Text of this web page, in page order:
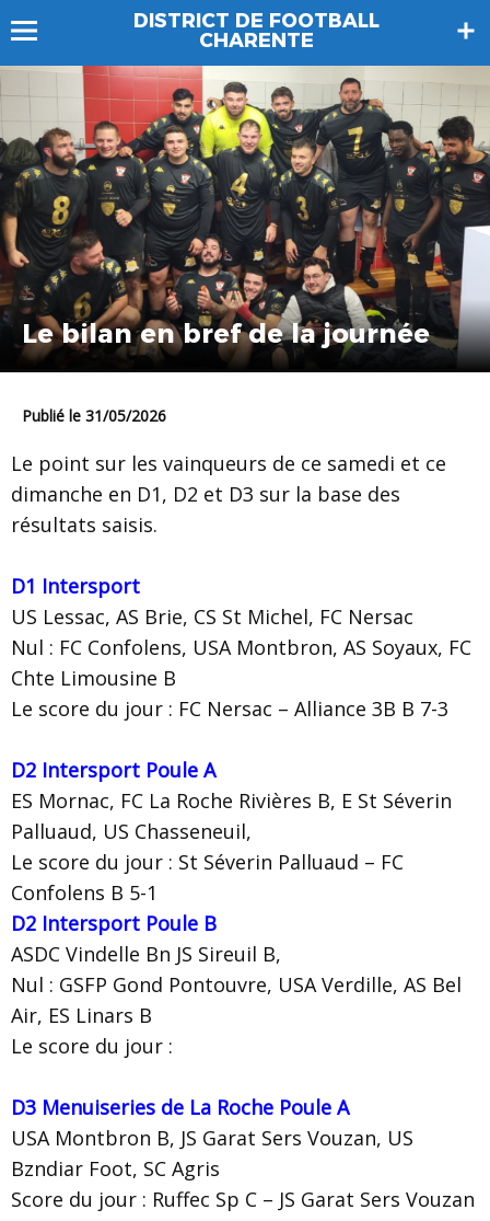
DISTRICT DE FOOTBALL
CHARENTE
Le bilan en bref de la journée
Publié le 31/05/2026
Le point sur les vainqueurs de ce samedi et ce
dimanche en D1, D2 et D3 sur la base des
résultats saisis.
D1 Intersport
US Lessac, AS Brie, CS St Michel, FC Nersac
Nul : FC Confolens, USA Montbron, AS Soyaux, FC
Chte Limousine B
Le score du jour : FC Nersac – Alliance 3B B 7-3
D2 Intersport Poule A
ES Mornac, FC La Roche Rivières B, E St Séverin
Palluaud, US Chasseneuil,
Le score du jour : St Séverin Palluaud – FC
Confolens B 5-1
D2 Intersport Poule B
ASDC Vindelle Bn JS Sireuil B,
Nul : GSFP Gond Pontouvre, USA Verdille, AS Bel
Air, ES Linars B
Le score du jour :
D3 Menuiseries de La Roche Poule A
USA Montbron B, JS Garat Sers Vouzan, US
Bzndiar Foot, SC Agris
Score du jour : Ruffec Sp C – JS Garat Sers Vouzan